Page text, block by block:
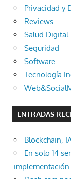
Privacidad y
Reviews
Salud Digital
Seguridad
Software
Tecnología
ENTRADAS
Blockchain,
En solo 14
implementación